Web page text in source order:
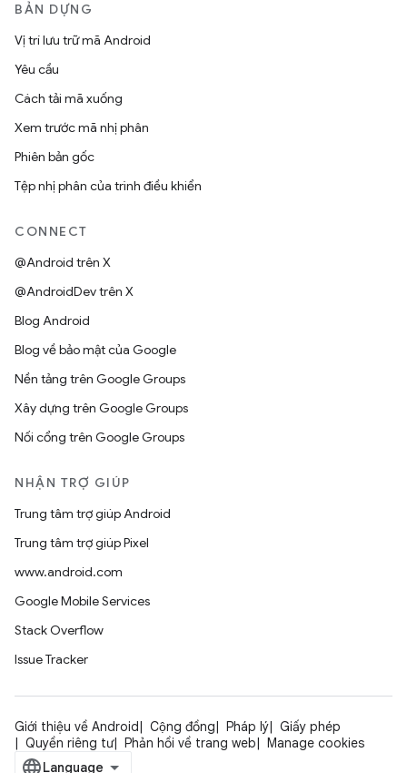
BẢN DỰNG
Vị trí lưu trữ mã Android
Yêu cầu
Cách tải mã xuống
Xem trước mã nhị phân
Phiên bản gốc
Tệp nhị phân của trình điều khiển
CONNECT
@Android trên X
@AndroidDev trên X
Blog Android
Blog về bảo mật của Google
Nền tảng trên Google Groups
Xây dựng trên Google Groups
Nối cổng trên Google Groups
NHẬN TRỢ GIÚP
Trung tâm trợ giúp Android
Trung tâm trợ giúp Pixel
www.android.com
Google Mobile Services
Stack Overflow
Issue Tracker
Giới thiệu về Android Cộng đồng Pháp lý
Giấy phép
Quyền riêng tư
Phản hồi về trang web Manage cookies